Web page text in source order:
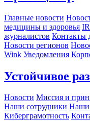
Главные новости
медицины и здоровья
журналистов
Новости регионов
Wink Уведомления
Устойчивое
Новости Миссия и
Наши сотрудники Наши
Киберграмотность